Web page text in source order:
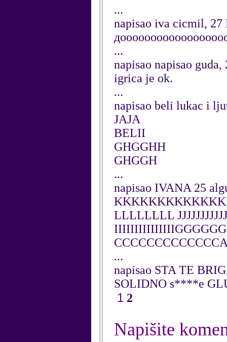
...
napisao iva cicmil, 27
...
napisao napisao
igrica je ok.
...
napisao beli lukac i
JAJA
BELII
GHGGHH
GHGGH
...
napisao IVANA 25
LLLLLLLL
...
napisao STA TE
SOLIDNO s****e
1 2
Napišite